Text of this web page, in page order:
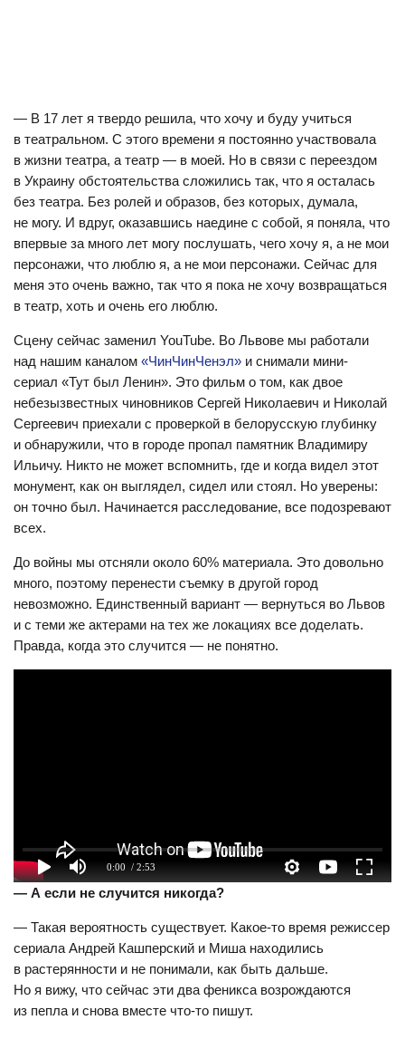
— В 17 лет я твердо решила, что хочу и буду учиться
в театральном. С этого времени я постоянно участвовала
в жизни театра, а театр — в моей. Но в связи с переездом
в Украину обстоятельства сложились так, что я осталась
без театра. Без ролей и образов, без которых, думала,
не могу. И вдруг, оказавшись наедине с собой, я поняла, что
впервые за много лет могу послушать, чего хочу я, а не мои
персонажи, что люблю я, а не мои персонажи. Сейчас для
меня это очень важно, так что я пока не хочу возвращаться
в театр, хоть и очень его люблю.
Сцену сейчас заменил YouTube. Во Львове мы работали
над нашим каналом «ЧинЧинЧенэл» и снимали мини-
сериал «Тут был Ленин». Это фильм о том, как двое
небезызвестных чиновников Сергей Николаевич и Николай
Сергеевич приехали с проверкой в белорусскую глубинку
и обнаружили, что в городе пропал памятник Владимиру
Ильичу. Никто не может вспомнить, где и когда видел этот
монумент, как он выглядел, сидел или стоял. Но уверены:
он точно был. Начинается расследование, все подозревают
всех.
До войны мы отсняли около 60% материала. Это довольно
много, поэтому перенести съемку в другой город
невозможно. Единственный вариант — вернуться во Львов
и с теми же актерами на тех же локациях все доделать.
Правда, когда это случится — не понятно.
0:00 / 2:53
— А если не случится никогда?
— Такая вероятность существует. Какое-то время режиссер
сериала Андрей Кашперский и Миша находились
в растерянности и не понимали, как быть дальше.
Но я вижу, что сейчас эти два феникса возрождаются
из пепла и снова вместе что-то пишут.